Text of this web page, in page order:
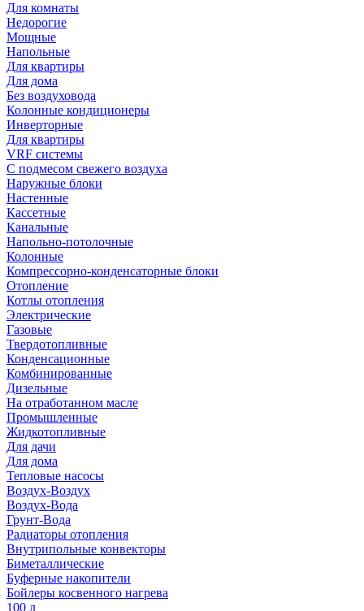
Для комнаты
Недорогие
Мощные
Напольные
Для квартиры
Для дома
Без воздуховода
Колонные кондиционеры
Инверторные
Для квартиры
VRF системы
С подмесом свежего воздуха
Наружные блоки
Настенные
Кассетные
Канальные
Напольно-потолочные
Колонные
Компрессорно-конденсаторные блоки
Отопление
Котлы отопления
Электрические
Газовые
Твердотопливные
Конденсационные
Комбинированные
Дизельные
На отработанном масле
Промышленные
Жидкотопливные
Для дачи
Для дома
Тепловые насосы
Воздух-Воздух
Воздух-Вода
Грунт-Вода
Радиаторы отопления
Внутрипольные конвекторы
Биметаллические
Буферные накопители
Бойлеры косвенного нагрева
100 л